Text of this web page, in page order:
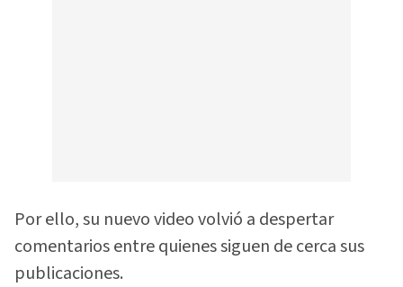
Por ello, su nuevo video volvió a despertar
comentarios entre quienes siguen de cerca sus
publicaciones.